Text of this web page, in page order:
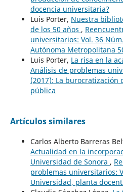
docencia universitaria?
Luis Porter, Nuestra
de los 50 años ,
universitarios: Vol. 36
Autónoma Metropolitana
Luis Porter, La risa en la
Análisis de problemas
(2017): La
pública
Artículos similares
Carlos Alberto Barreras
Actualidad en la
Universidad de Sonora ,
problemas universitarios:
Universidad, planta